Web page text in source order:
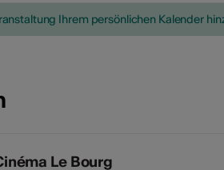
Ihrem persönlichen Kalender
Le Bourg